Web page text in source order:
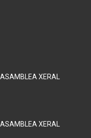
XERAL
XERAL